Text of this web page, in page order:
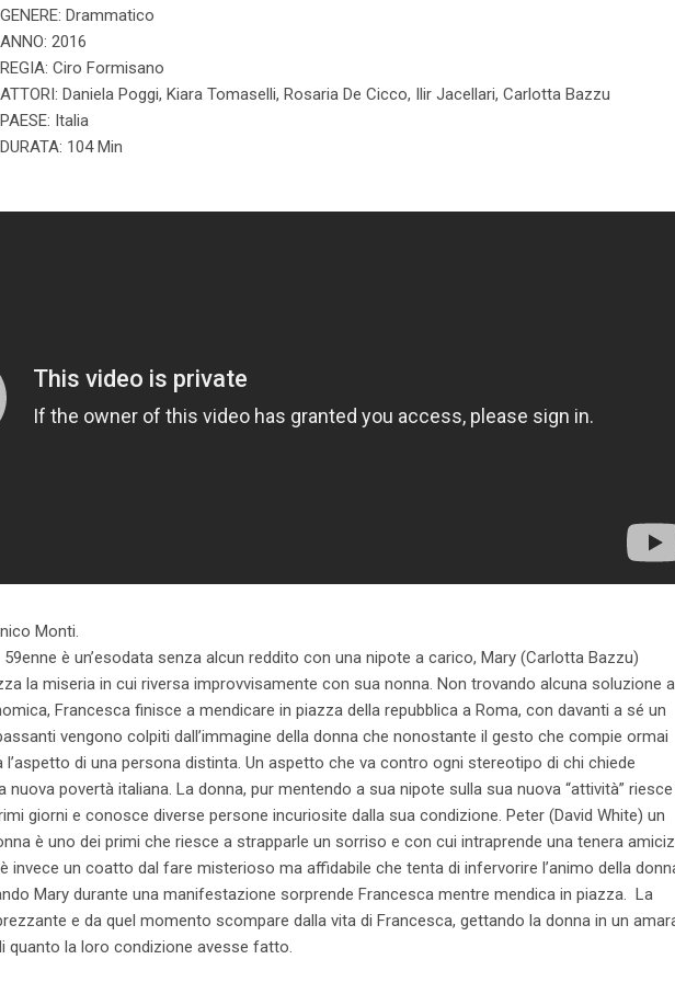
GENERE: Drammatico
ANNO: 2016
REGIA: Ciro Formisano
ATTORI: Daniela Poggi, Kiara Tomaselli, Rosaria De Cicco, Ilir Jacellari, Carlotta Bazzu
PAESE: Italia
DURATA: 104 Min
Monti.
è un’esodata senza alcun reddito con una nipote a carico, Mary (Carlotta Bazzu)
la miseria in cui riversa improvvisamente con sua nonna. Non trovando alcuna soluzione
Francesca finisce a mendicare in piazza della repubblica a Roma, con davanti a sé un
vengono colpiti dall’immagine della donna che nonostante il gesto che compie ormai
di una persona distinta. Un aspetto che va contro ogni stereotipo di chi chiede
nuova povertà italiana. La donna, pur mentendo a sua nipote sulla sua nuova “attività”
giorni e conosce diverse persone incuriosite dalla sua condizione. Peter (David White) un
è uno dei primi che riesce a strapparle un sorriso e con cui intraprende una tenera
invece un coatto dal fare misterioso ma affidabile che tenta di infervorire l’animo della
Mary durante una manifestazione sorprende Francesca mentre mendica in piazza. La
e da quel momento scompare dalla vita di Francesca, gettando la donna in un
quanto la loro condizione avesse fatto.